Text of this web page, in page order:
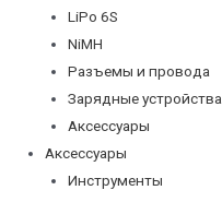
LiPo 6S
NiMH
Разъемы и провода
Зарядные устройства
Аксессуары
Аксессуары
Инструменты